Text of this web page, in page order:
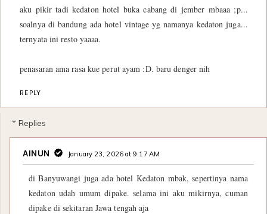
aku pikir tadi kedaton hotel buka cabang di jember mbaaa ;p...
soalnya di bandung ada hotel vintage yg namanya kedaton juga...
ternyata ini resto yaaaa.
penasaran ama rasa kue perut ayam :D. baru denger nih
REPLY
Replies
AINUN January 23, 2026 at 9:17 AM
di Banyuwangi juga ada hotel Kedaton mbak, sepertinya nama
kedaton udah umum dipake. selama ini aku mikirnya, cuman
dipake di sekitaran Jawa tengah aja